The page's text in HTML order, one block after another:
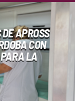
APROSS
CON
LA